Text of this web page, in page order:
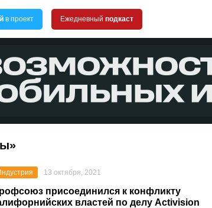
в проект Ежедневный подкаст
13 октября, 2021
присоединился к конфликту
властей по делу Activision